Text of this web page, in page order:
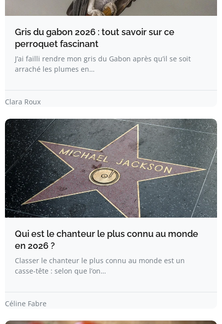
Gris du gabon 2026 : tout savoir sur ce
perroquet fascinant
J’ai failli rendre mon gris du Gabon après qu’il se soit
arraché les plumes en…
Clara Roux
Qui est le chanteur le plus connu au monde
en 2026 ?
Classer le chanteur le plus connu au monde est un
casse-tête : selon que l’on…
Céline Fabre